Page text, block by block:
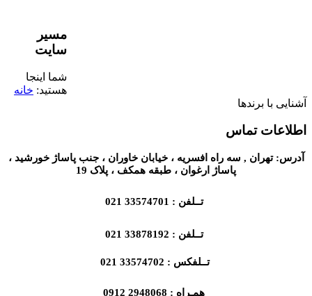
مسیر
سایت
شما اینجا
هستید: خانه
آشنایی با برندها
اطلاعات تماس
آدرس: تهران , سه راه افسریه ، خیابان خاوران ، جنب پاساژ خورشید ،
پاساژ ارغوان ، طبقه همکف ، پلاک 19
تــلفن : 33574701 021
تــلفن : 33878192 021
تــلفکس : 33574702 021
همـراه : 2948068 0912